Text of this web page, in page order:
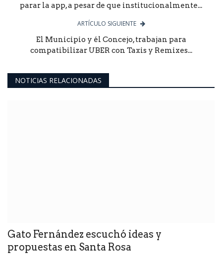
parar la app, a pesar de que institucionalmente...
ARTÍCULO SIGUIENTE
El Municipio y él Concejo, trabajan para
compatibilizar UBER con Taxis y Remixes...
NOTICIAS RELACIONADAS
Gato Fernández escuchó ideas y
propuestas en Santa Rosa